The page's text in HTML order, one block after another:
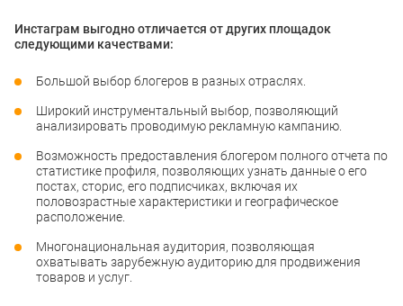
Инстаграм выгодно отличается от других площадок
следующими качествами:
Большой выбор блогеров в разных отраслях.
Широкий инструментальный выбор, позволяющий
анализировать проводимую рекламную кампанию.
Возможность предоставления блогером полного отчета по
статистике профиля, позволяющих узнать данные о его
постах, сторис, его подписчиках, включая их
половозрастные характеристики и географическое
расположение.
Многонациональная аудитория, позволяющая
охватывать зарубежную аудиторию для продвижения
товаров и услуг.